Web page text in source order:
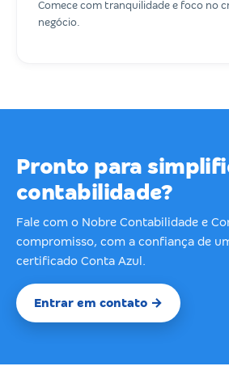
Comece com tranquilidade e foco no
negócio.
Pronto para
contabilidade?
Fale com o Nobre Contabilidade e
compromisso, com a confiança de
certificado Conta Azul.
Entrar em contato →